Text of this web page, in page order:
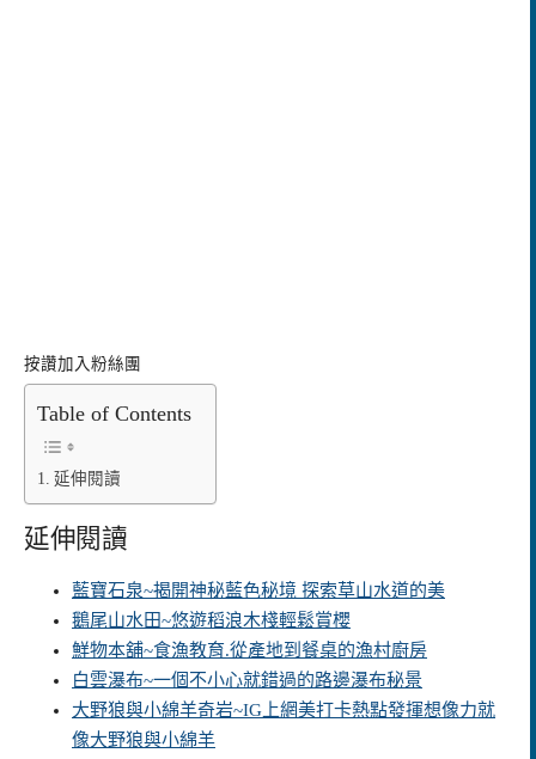
按讚加入粉絲團
Table of Contents
延伸閱讀
延伸閱讀
藍寶石泉~揭開神秘藍色秘境 探索草山水道的美
鵝尾山水田~悠遊稻浪木棧輕鬆賞櫻
鮮物本舖~食漁教育.從產地到餐桌的漁村廚房
白雲瀑布~一個不小心就錯過的路邊瀑布秘景
大野狼與小綿羊奇岩~IG上網美打卡熱點發揮想像力就
像大野狼與小綿羊